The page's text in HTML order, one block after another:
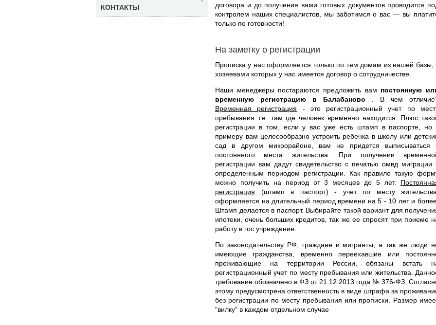
договора и до получения вами готовых документов проводится
контролем наших специалистов, мы заботимся о вас — вы
только по готовности!
На заметку о регистрации
Прописка у нас оформляется только по тем домам из нашей базы,
хозяевами которых у нас имеется договор о сотрудничестве.
Наши менеджеры постараются предложить вам постоянную
временную регистрацию в Балабаново
. В чем
Временная регистрация - это регистрационный учет по
пребывания т.е. там где человек временно находится. Плюс
регистрации в том, если у вас уже есть штамп в паспорте, но
примеру вам целесообразно устроить ребенка в школу или
сад в другом микрорайоне, вам не придется выписываться
постоянного места жительства. При получении
регистрации вам дадут свидетельство с печатью омвд миграции
определенным периодом регистрации. Как правило такую
можно получить на период от 3 месяцев до 5 лет.
регистрация (штамп в паспорт) - учет по месту жительства,
оформляется на длительный период времени на 5 - 10 лет и
Штамп делается в паспорт. Выбирайте такой вариант для
ипотеки, очень больших кредитов, так же ее спросят при приеме
работу в гос учреждение.
По законодательству РФ, граждане и мигранты, а так же люди
имеющие гражданства, временно переехавшие или
проживающие на территории России, обязаны встать
регистрационный учет по месту пребывания или жительства.
требование обозначено в ФЗ от 21.12.2013 года № 376-ФЗ.
этому предусмотрена ответственность в виде штрафа за
без регистрации по месту пребывания или прописки. Размер
"вилку" в каждом отдельном случае
КОНТАКТЫ